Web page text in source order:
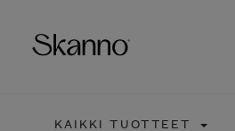
KAIKKI TUOTTEET